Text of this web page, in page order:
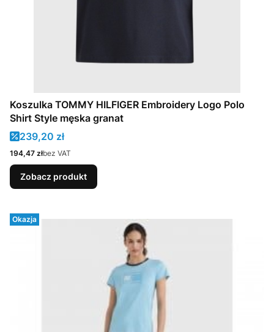
Koszulka TOMMY HILFIGER Embroidery Logo Polo
Shirt Style męska granat
Cena promocyjna
239,20 zł
Cena
194,47 złbez VAT
Zobacz produkt
Okazja